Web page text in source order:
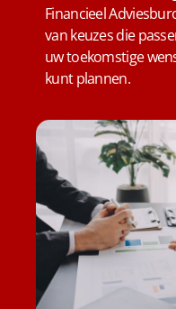
Financieel
van keuzes die
uw toekomstige
kunt plannen.